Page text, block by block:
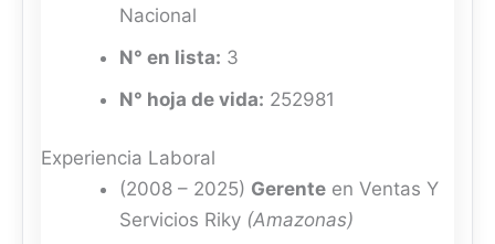
Nacional
N° en lista: 3
N° hoja de vida: 252981
Experiencia Laboral
(2008 – 2025) Gerente en Ventas Y
Servicios Riky (Amazonas)